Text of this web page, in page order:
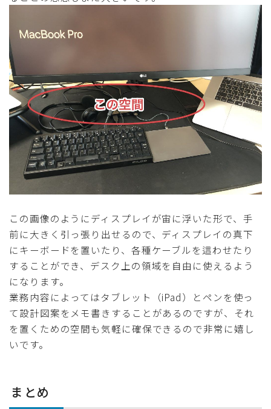
この画像のようにディスプレイが宙に浮いた形で、手
前に大きく引っ張り出せるので、ディスプレイの真下
にキーボードを置いたり、各種ケーブルを這わせたり
することができ、デスク上の領域を自由に使えるよう
になります。
業務内容によってはタブレット（iPad）とペンを使っ
て設計図案をメモ書きすることがあるのですが、それ
を置くための空間も気軽に確保できるので非常に嬉し
いです。
まとめ